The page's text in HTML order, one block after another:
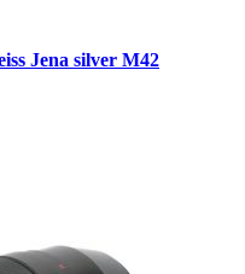
Jena silver М42